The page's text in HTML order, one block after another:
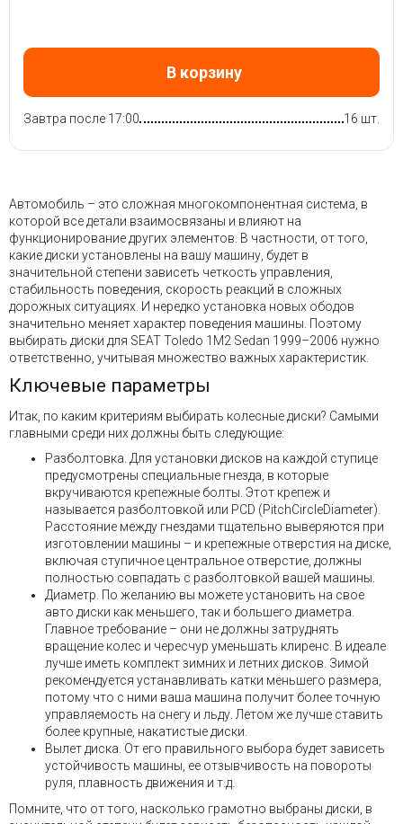
В корзину
Завтра после 17:00 16 шт.
Автомобиль – это сложная многокомпонентная система, в
которой все детали взаимосвязаны и влияют на
функционирование других элементов. В частности, от того,
какие диски установлены на вашу машину, будет в
значительной степени зависеть четкость управления,
стабильность поведения, скорость реакций в сложных
дорожных ситуациях. И нередко установка новых ободов
значительно меняет характер поведения машины. Поэтому
выбирать диски для SEAT Toledo 1M2 Sedan 1999–2006 нужно
ответственно, учитывая множество важных характеристик.
Ключевые параметры
Итак, по каким критериям выбирать колесные диски? Самыми
главными среди них должны быть следующие:
Разболтовка. Для установки дисков на каждой ступице
предусмотрены специальные гнезда, в которые
вкручиваются крепежные болты. Этот крепеж и
называется разболтовкой или PCD (PitchCircleDiameter).
Расстояние между гнездами тщательно выверяются при
изготовлении машины – и крепежные отверстия на диске,
включая ступичное центральное отверстие, должны
полностью совпадать с разболтовкой вашей машины.
Диаметр. По желанию вы можете установить на свое
авто диски как меньшего, так и большего диаметра.
Главное требование – они не должны затруднять
вращение колес и чересчур уменьшать клиренс. В идеале
лучше иметь комплект зимних и летних дисков. Зимой
рекомендуется устанавливать катки меньшего размера,
потому что с ними ваша машина получит более точную
управляемость на снегу и льду. Летом же лучше ставить
более крупные, накатистые диски.
Вылет диска. От его правильного выбора будет зависеть
устойчивость машины, ее отзывчивость на повороты
руля, плавность движения и т.д.
Помните, что от того, насколько грамотно выбраны диски, в